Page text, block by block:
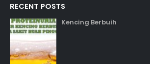
RECENT POSTS
Kencing Berbuih